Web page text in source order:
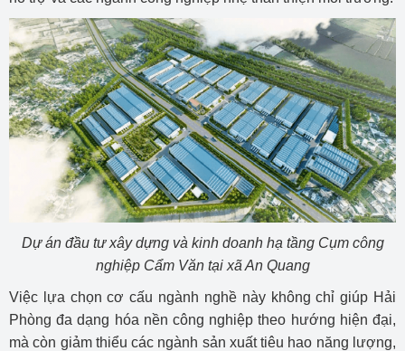
Dự án đầu tư xây dựng và kinh doanh hạ tầng Cụm công
nghiệp Cẩm Văn tại xã An Quang
Việc lựa chọn cơ cấu ngành nghề này không chỉ giúp Hải
Phòng đa dạng hóa nền công nghiệp theo hướng hiện đại,
mà còn giảm thiểu các ngành sản xuất tiêu hao năng lượng,